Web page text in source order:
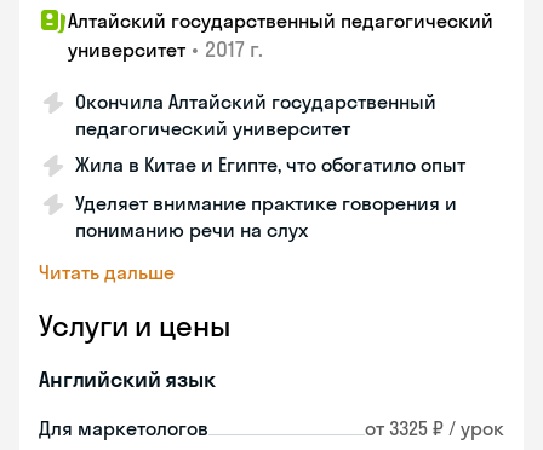
Алтайский государственный педагогический
университет • 2017 г.
Окончила Алтайский государственный
педагогический университет
Жила в Китае и Египте, что обогатило опыт
Уделяет внимание практике говорения и
пониманию речи на слух
Читать дальше
Услуги и цены
Английский язык
Для маркетологов от 3325 ₽ / урок